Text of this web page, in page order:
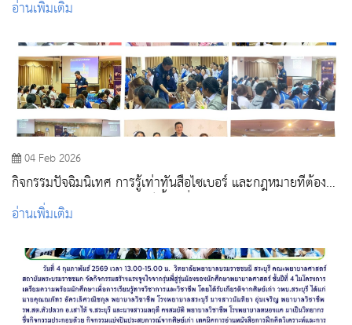
อ่านเพิ่มเติม
04 Feb 2026
กิจกรรมปัจฉิมนิเทศ การรู้เท่าทันสื่อไซเบอร์ และกฎหมายที่ต้องรู้
ของนักศึกษาพยาบาลศาสตร์ ชั้นปีที่ 4
อ่านเพิ่มเติม